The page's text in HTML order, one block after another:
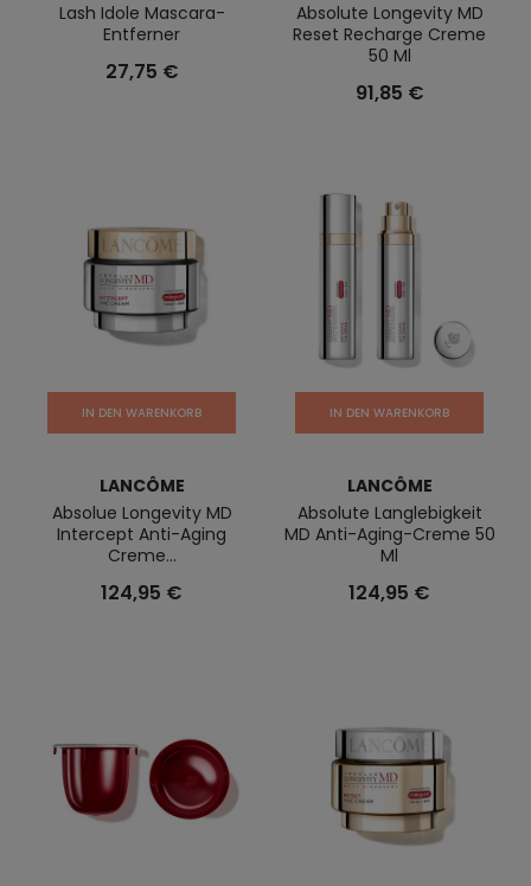
Lash Idole Mascara-
Entferner
27,75 €
Absolute Longevity MD
Reset Recharge Creme
50 Ml
91,85 €
IN DEN WARENKORB
LANCÔME
Absolue Longevity MD
Intercept Anti-Aging
Creme...
124,95 €
IN DEN WARENKORB
LANCÔME
Absolute Langlebigkeit
MD Anti-Aging-Creme 50
Ml
124,95 €